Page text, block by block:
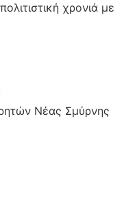
χρονιά με
Νέας Σμύρνης